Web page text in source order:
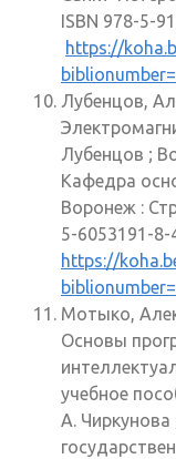
ISBN 978-5-
https://
Лубенцов,
Лубенцов ;
Кафедра
Воронеж :
5-6053191-8-
https://
Мотыко,
Основы
учебное
А. Чиркунова